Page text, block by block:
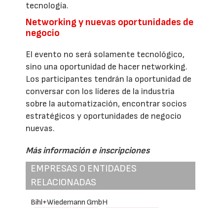
tecnología.
Networking y nuevas oportunidades de
negocio
El evento no será solamente tecnológico,
sino una oportunidad de hacer networking.
Los participantes tendrán la oportunidad de
conversar con los líderes de la industria
sobre la automatización, encontrar socios
estratégicos y oportunidades de negocio
nuevas.
Más información e inscripciones
EMPRESAS O ENTIDADES
RELACIONADAS
Bihl+Wiedemann GmbH